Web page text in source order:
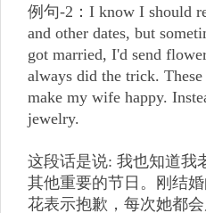
例句-2：I know I should
and other dates, but
got married, I'd send
always did the trick.
make my wife happy.
jewelry.
这段话是说: 我也知道我
其他重要的节日。刚结
花表示抱歉，每次她都